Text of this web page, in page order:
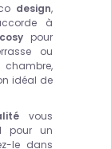
design,
à
pour
ou
idéal de
vous
pour un
le dans